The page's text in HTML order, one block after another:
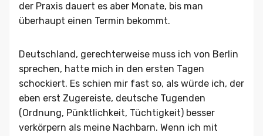
der Praxis dauert es aber Monate, bis man
überhaupt einen Termin bekommt.
Deutschland, gerechterweise muss ich von Berlin
sprechen, hatte mich in den ersten Tagen
schockiert. Es schien mir fast so, als würde ich, der
eben erst Zugereiste, deutsche Tugenden
(Ordnung, Pünktlichkeit, Tüchtigkeit) besser
verkörpern als meine Nachbarn. Wenn ich mit